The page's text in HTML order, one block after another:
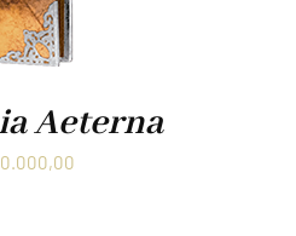
Aeterna